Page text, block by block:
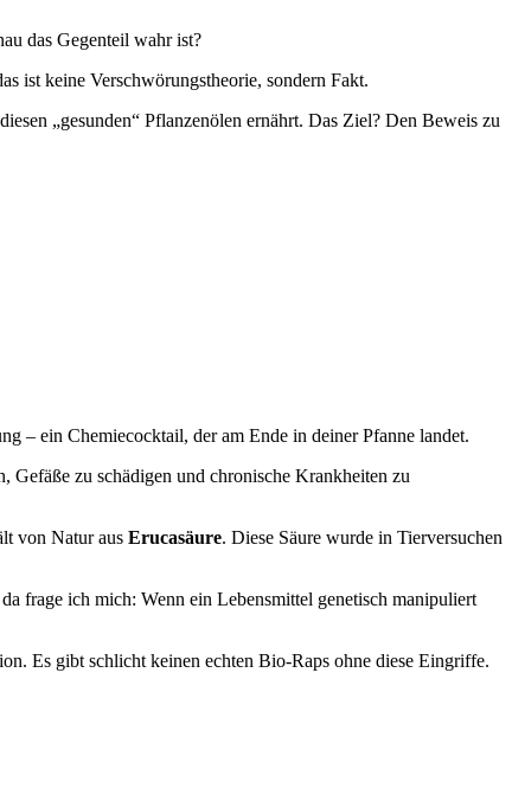
das Gegenteil wahr ist?
ist keine Verschwörungstheorie, sondern Fakt.
„gesunden“ Pflanzenölen ernährt. Das Ziel? Den Beweis zu
– ein Chemiecocktail, der am Ende in deiner Pfanne landet.
Gefäße zu schädigen und chronische Krankheiten zu
von Natur aus Erucasäure. Diese Säure wurde in Tierversuchen
frage ich mich: Wenn ein Lebensmittel genetisch manipuliert
Es gibt schlicht keinen echten Bio-Raps ohne diese Eingriffe.